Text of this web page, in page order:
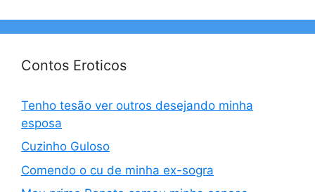
Contos Eroticos
Tenho tesão ver outros desejando minha
esposa
Cuzinho Guloso
Comendo o cu de minha ex-sogra